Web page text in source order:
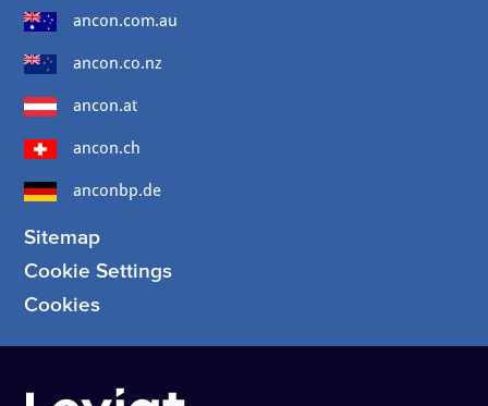
ancon.com.au
ancon.co.nz
ancon.at
ancon.ch
anconbp.de
Sitemap
Cookie Settings
Cookies